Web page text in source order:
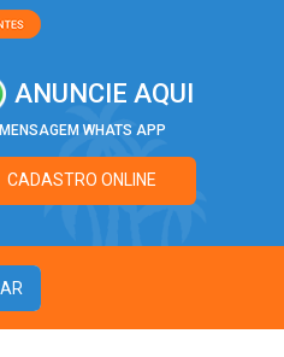
ANUNCIE AQUI
MENSAGEM WHATS APP
CADASTRO ONLINE